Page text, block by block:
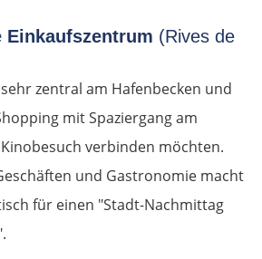
Einkaufszentrum (Rives de
zentral am Hafenbecken und
mit Spaziergang am
verbinden möchten.
und Gastronomie macht
für einen "Stadt-Nachmittag